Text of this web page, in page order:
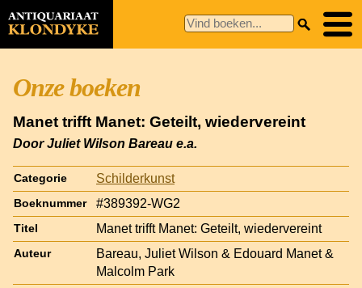
Onze boeken
Manet trifft Manet: Geteilt, wiedervereint
Door Juliet Wilson Bareau e.a.
Categorie Schilderkunst
Boeknummer #389392-WG2
Titel Manet trifft Manet: Geteilt, wiedervereint
Auteur
Bareau, Juliet Wilson & Edouard Manet &
Malcolm Park